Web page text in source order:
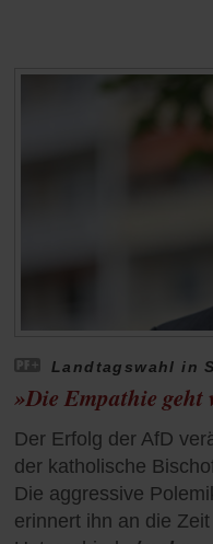
Landtagswahl in
»Die Empathie geht
Der Erfolg der AfD
der katholische
Die aggressive
erinnert ihn an die